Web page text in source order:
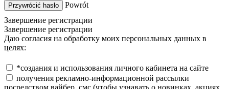
Przywrócić hasło
Powrót
Завершение регистрации
Завершение регистрации
Даю согласия на обработку моих персональных данных в
целях:
*создания и использования личного кабинета на сайте
получения рекламно-информационной рассылки
посредством вайбер, смс (чтобы узнавать о новинках, акциях,